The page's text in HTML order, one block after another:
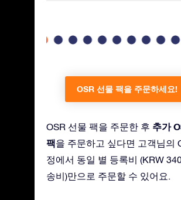
OSR 선물 팩을 주문하세요!
OSR 선물 팩을 주문한 후 추가
팩을 주문하고 싶다면 고객님의
정에서 동일 별 등록비 (KRW
송비)만으로 주문할 수 있어요.